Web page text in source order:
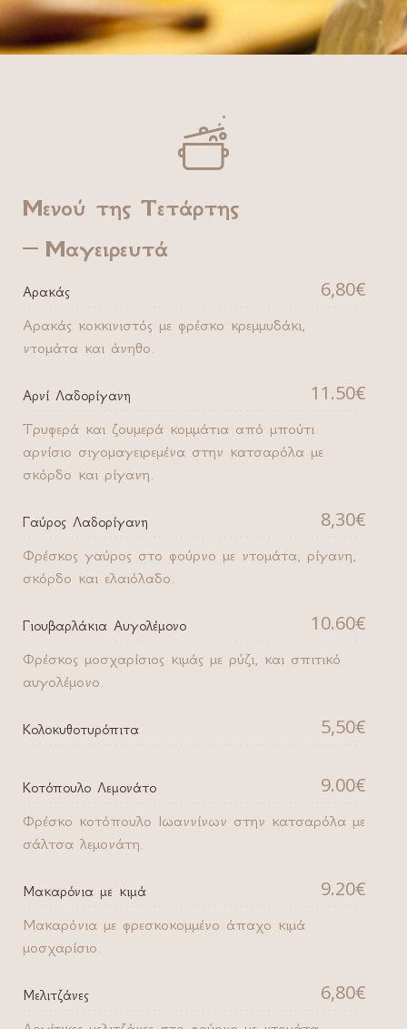

Μενού της Τετάρτης
Μαγειρευτά
Αρακάς 6,80€
Αρακάς κοκκινιστός με φρέσκο κρεμμυδάκι,
ντομάτα και άνηθο.
Αρνί Λαδορίγανη 11.50€
Τρυφερά και ζουμερά κομμάτια από μπούτι
αρνίσιο σιγομαγειρεμένα στην κατσαρόλα με
σκόρδο και ρίγανη.
Γαύρος Λαδορίγανη 8,30€
Φρέσκος γαύρος στο φούρνο με ντομάτα, ρίγανη,
σκόρδο και ελαιόλαδο.
Γιουβαρλάκια Αυγολέμονο 10.60€
Φρέσκος μοσχαρίσιος κιμάς με ρύζι, και σπιτικό
αυγολέμονο.
Κολοκυθοτυρόπιτα 5,50€
Κοτόπουλο Λεμονάτο 9.00€
Φρέσκο κοτόπουλο Ιωαννίνων στην κατσαρόλα με
σάλτσα λεμονάτη.
Μακαρόνια με κιμά 9.20€
Μακαρόνια με φρεσκοκομμένο άπαχο κιμά
μοσχαρίσιο.
Μελιτζάνες 6,80€